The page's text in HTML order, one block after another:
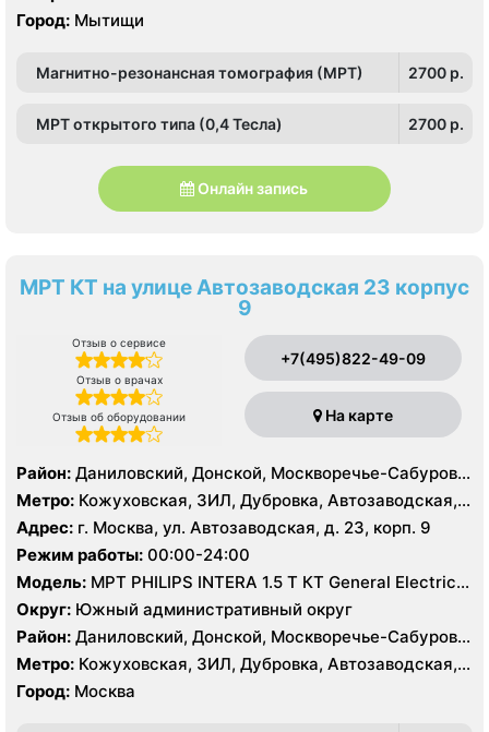
Город: Мытищи
Магнитно-резонансная томография (МРТ) 2700 p.
МРТ открытого типа (0,4 Тесла) 2700 p.
Онлайн запись
МРТ КТ на улице Автозаводская 23 корпус
9
Отзыв о сервисе
Отзыв о врачах
Отзыв об оборудовании
+7(495)822-49-09
На карте
Район: Даниловский, Донской, Москворечье-Сабурово,
Нагатино-Садовники, Нагатинский Затон, Нагорный
Метро: Кожуховская, ЗИЛ, Дубровка, Автозаводская,
Нагатинская, Технопарк, Тульская, Угрешская
Адрес: г. Москва, ул. Автозаводская, д. 23, корп. 9
Режим работы: 00:00-24:00
Модель: МРТ PHILIPS INTERA 1.5 T КТ General Electric
LIGHT SPEED 64 среза
Округ: Южный административный округ
Район: Даниловский, Донской, Москворечье-Сабурово,
Нагатино-Садовники, Нагатинский Затон, Нагорный
Метро: Кожуховская, ЗИЛ, Дубровка, Автозаводская,
Нагатинская, Технопарк, Тульская, Угрешская
Город: Москва